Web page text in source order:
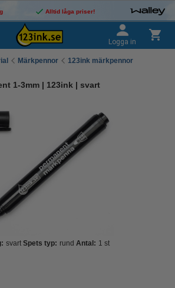
Alltid låga priser!
Logga in
Märkpennor 123ink märkpennor
1-3mm | 123ink | svart
svart Spets typ: rund Antal: 1 st